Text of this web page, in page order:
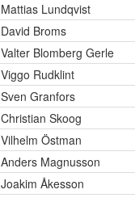
Mattias Lundqvist
David Broms
Valter Blomberg Gerle
Viggo Rudklint
Sven Granfors
Christian Skoog
Vilhelm Östman
Anders Magnusson
Joakim Åkesson